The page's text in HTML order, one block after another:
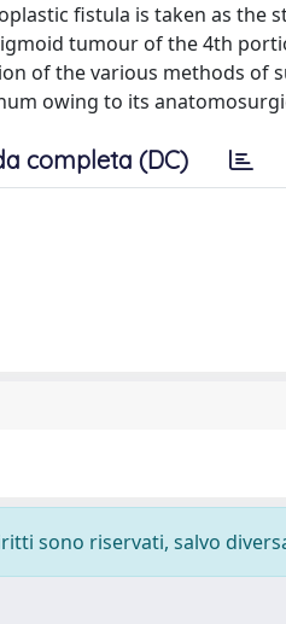
fistula is taken as the
tumour of the 4th
of the various methods of
owing to its
completa (DC)
sono riservati, salvo